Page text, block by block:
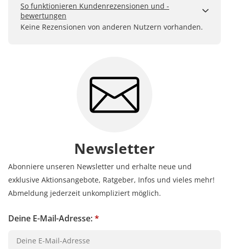
So funktionieren Kundenrezensionen und -
bewertungen
Kundenbewertungen sind für uns und unsere Kunden
Erfahren Sie mehr darüber, wie Kundenbewertungen
bei uns funktionieren
Keine Rezensionen von anderen Nutzern vorhanden.
Newsletter
Abonniere unseren Newsletter und erhalte neue und
exklusive Aktionsangebote, Ratgeber, Infos und vieles mehr!
Abmeldung jederzeit unkompliziert möglich.
Deine E-Mail-Adresse:*